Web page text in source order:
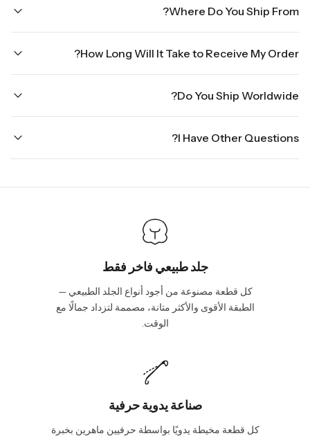
Where Do You Ship From?
How Long Will It Take to Receive My Order?
Orders placed Friday afternoon through Sunday or on holidays
will be shipped on the next business day. Please allow up to
the holidays. Standard shipping takes four to seven business
days, depending on your location. International shipments will
Do You Ship Worldwide?
ground.
I Have Other Questions?
جلد طبيعي فاخر فقط
كل قطعة مصنوعة من أجود أنواع الجلد الطبيعي —
الطبقة الأقوى والأكثر متانة، مصممة لتزداد جمالًا مع
الوقت.
صناعة يدوية حرفية
كل قطعة مخيطة يدويًا بواسطة حرفيين ماهرين بخبرة